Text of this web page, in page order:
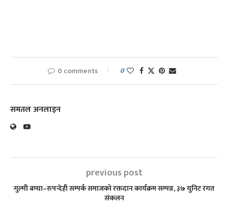
0 comments 0
समतल अनलाइन
previous post
गुल्मी बम्घा–रुपन्देही सम्पर्क समाजको रक्तदान कार्यक्रम सम्पन्न, ३७ युनिट रगत
संकलन